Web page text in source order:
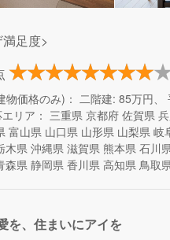
足度>
物価格のみ)： 二階建: 85万円、
リア： 三重県 京都府 佐賀県
富山県 山口県 山形県 山梨県 岐
木県 沖縄県 滋賀県 熊本県 石川
森県 静岡県 香川県 高知県 鳥取
を、住まいにアイを